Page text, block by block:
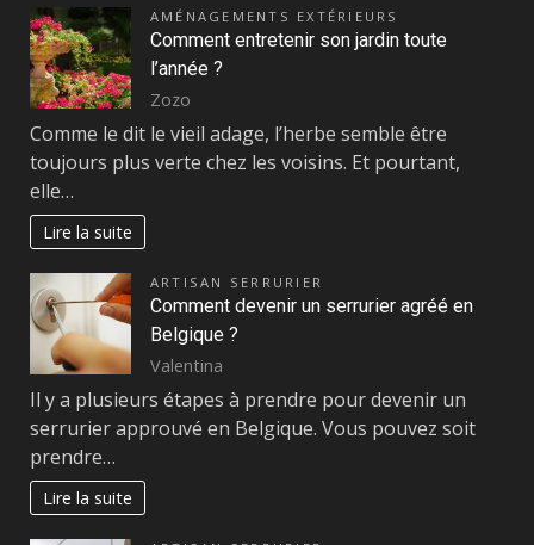
AMÉNAGEMENTS EXTÉRIEURS
Comment entretenir son jardin toute
l’année ?
Zozo
Comme le dit le vieil adage, l’herbe semble être
toujours plus verte chez les voisins. Et pourtant,
elle…
Lire la suite
ARTISAN SERRURIER
Comment devenir un serrurier agréé en
Belgique ?
Valentina
Il y a plusieurs étapes à prendre pour devenir un
serrurier approuvé en Belgique. Vous pouvez soit
prendre…
Lire la suite